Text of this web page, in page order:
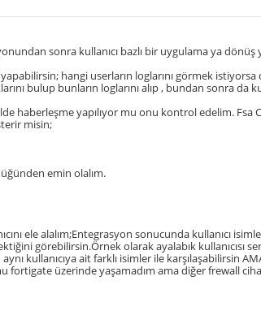
sonra kullanıcı bazlı bir uygulama ya dönüş
hangi userların loglarını görmek
bulup bunların loglarını alıp , bundan sonra da
haberleşme yapılıyor mu onu kontrol edelim. Fsa
misin;
emin olalım.
ele alalım;Entegrasyon sonucunda kullanıcı
görebilirsin.Örnek olarak ayalabık kullanıcısı
kullanıcıya ait farklı isimler ile karşılaşabilirsin
üzerinde yaşamadım ama diğer frewall